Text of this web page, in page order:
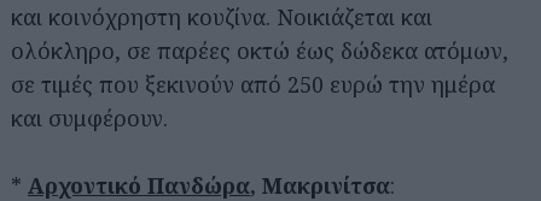
και κοινόχρηστη κουζίνα. Νοικιάζεται και
ολόκληρο, σε παρέες οκτώ έως δώδεκα ατόμων,
σε τιμές που ξεκινούν από 250 ευρώ την ημέρα
και συμφέρουν.
* Αρχοντικό Πανδώρα, Μακρινίτσα: